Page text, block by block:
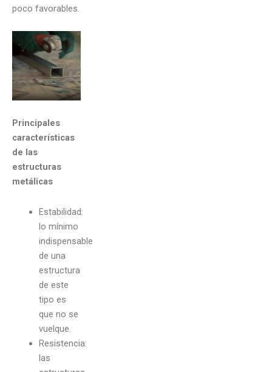
poco favorables.
Principales
características
de las
estructuras
metálicas
Estabilidad:
lo mínimo
indispensable
de una
estructura
de este
tipo es
que no se
vuelque.
Resistencia:
las